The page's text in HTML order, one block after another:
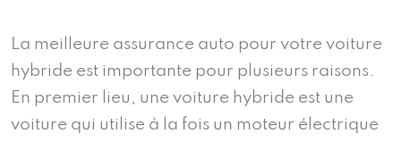
La meilleure assurance auto pour votre voiture
hybride est importante pour plusieurs raisons.
En premier lieu, une voiture hybride est une
voiture qui utilise à la fois un moteur électrique